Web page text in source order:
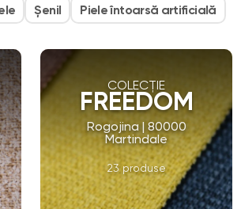
Șenil Piele întoarsă artificială
COLECȚIE
FREEDOM
Rogojina | 80000
Martindale
23 produse